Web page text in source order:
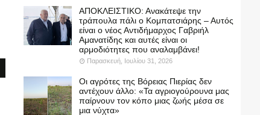
ΑΠΟΚΛΕΙΣΤΙΚΟ: Ανακάτεψε την
τράπουλα πάλι ο Κομπατσιάρης – Αυτός
είναι ο νέος Αντιδήμαρχος Γαβριήλ
Αμανατίδης και αυτές είναι οι
αρμοδιότητες που αναλαμβάνει!
Παρασκευή, Ιουλίου 31, 2026
Οι αγρότες της Βόρειας Πιερίας δεν
αντέχουν άλλο: «Τα αγριογούρουνα μας
παίρνουν τον κόπο μιας ζωής μέσα σε
μια νύχτα»